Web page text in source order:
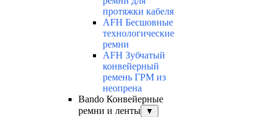
протяжки кабеля
AFH Бесшовные
технологические
ремни
AFH Зубчатый
конвейерный
ремень ГРМ из
неопрена
Bando Конвейерные
ремни и ленты
▼